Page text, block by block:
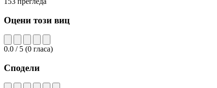
Оцени този виц
0.0 / 5 (0 гласа)
Сподели